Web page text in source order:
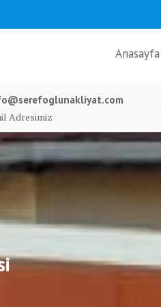
Anasayfa
Adresimiz